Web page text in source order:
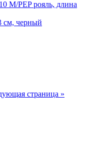
см, черный
страница »